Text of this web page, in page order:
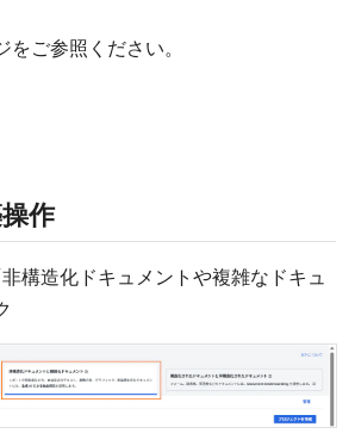
ご参照ください。
作
構造化ドキュメントや複雑なドキュ